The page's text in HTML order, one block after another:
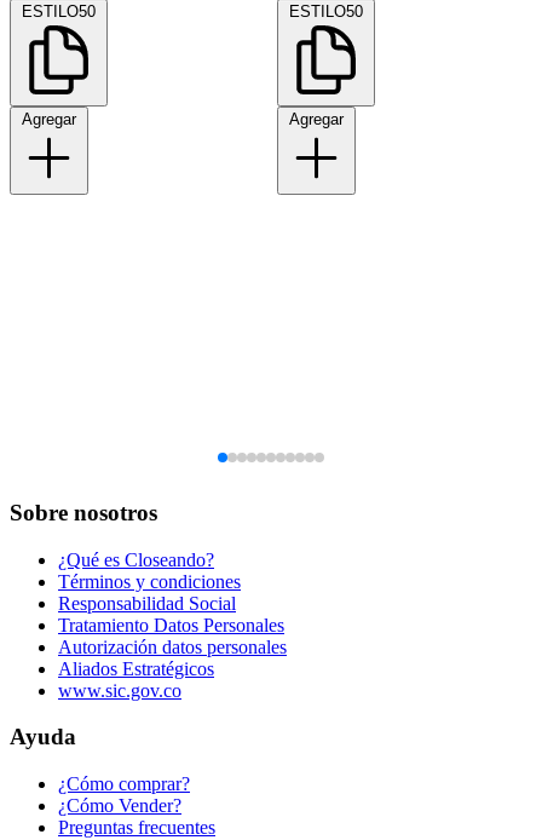
ESTILO50
Agregar
ESTILO50
Agregar
Sobre nosotros
¿Qué es Closeando?
Términos y condiciones
Responsabilidad Social
Tratamiento Datos Personales
Autorización datos personales
Aliados Estratégicos
www.sic.gov.co
Ayuda
¿Cómo comprar?
¿Cómo Vender?
Preguntas frecuentes